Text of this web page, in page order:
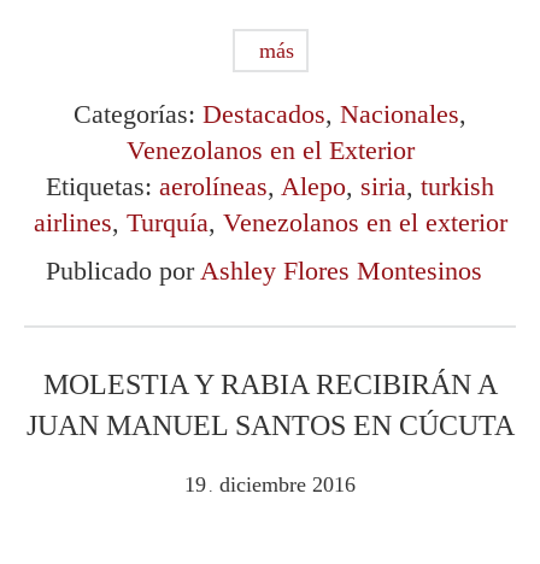
más
Categorías: Destacados, Nacionales,
Venezolanos en el Exterior
Etiquetas: aerolíneas, Alepo, siria, turkish
airlines, Turquía, Venezolanos en el exterior
Publicado porAshley Flores Montesinos
MOLESTIA Y RABIA RECIBIRÁN A
JUAN MANUEL SANTOS EN CÚCUTA
19 . diciembre 2016